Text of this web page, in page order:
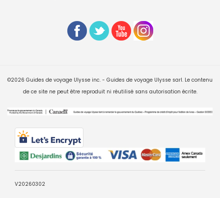
©2026 Guides de voyage Ulysse inc. - Guides de voyage Ulysse sarl. Le contenu
de ce site ne peut être reproduit ni réutilisé sans autorisation écrite.
V20260302